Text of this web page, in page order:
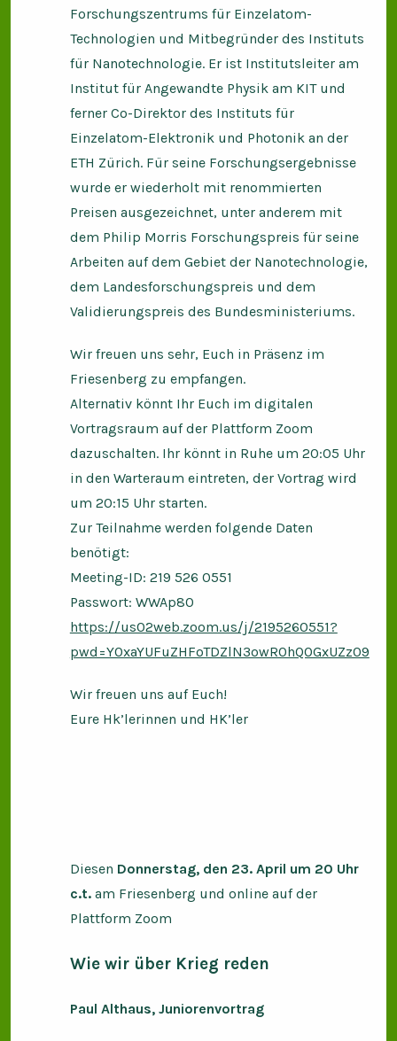
Forschungszentrums für Einzelatom-
Technologien und Mitbegründer des Instituts
für Nanotechnologie. Er ist Institutsleiter am
Institut für Angewandte Physik am KIT und
ferner Co-Direktor des Instituts für
Einzelatom-Elektronik und Photonik an der
ETH Zürich. Für seine Forschungsergebnisse
wurde er wiederholt mit renommierten
Preisen ausgezeichnet, unter anderem mit
dem Philip Morris Forschungspreis für seine
Arbeiten auf dem Gebiet der Nanotechnologie,
dem Landesforschungspreis und dem
Validierungspreis des Bundesministeriums.
Wir freuen uns sehr, Euch in Präsenz im
Friesenberg zu empfangen.
Alternativ könnt Ihr Euch im digitalen
Vortragsraum auf der Plattform Zoom
dazuschalten. Ihr könnt in Ruhe um 20:05 Uhr
in den Warteraum eintreten, der Vortrag wird
um 20:15 Uhr starten.
Zur Teilnahme werden folgende Daten
benötigt:
Meeting-ID: 219 526 0551
Passwort: WWAp80
https://us02web.zoom.us/j/2195260551?
pwd=Y0xaYUFuZHFoTDZlN3owR0hQOGxUZz09
Wir freuen uns auf Euch!
Eure Hk’lerinnen und HK’ler
Diesen Donnerstag, den 23. April um 20 Uhr
c.t.am Friesenberg und online auf der
Plattform Zoom
Wie wir über Krieg reden
Paul Althaus, Juniorenvortrag